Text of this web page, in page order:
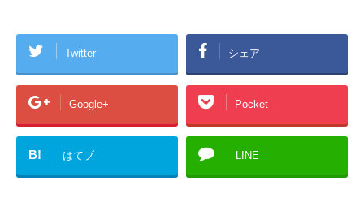
Twitter シェア
Google+ Pocket
B! はてブ LINE